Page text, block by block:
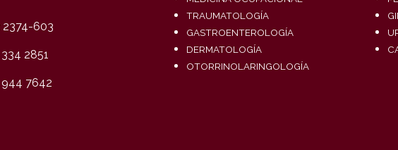
2374-603
2851
7642
TRAUMATOLOGÍA
GASTROENTEROLOGÍA
DERMATOLOGÍA
OTORRINOLARINGOLOGÍA